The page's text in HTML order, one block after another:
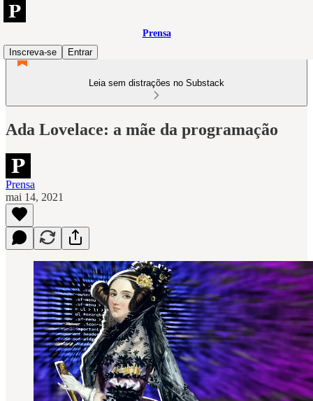
Prensa
Inscreva-se
Entrar
Leia sem distrações no Substack
Ada Lovelace: a mãe da programação
Prensa
mai 14, 2021